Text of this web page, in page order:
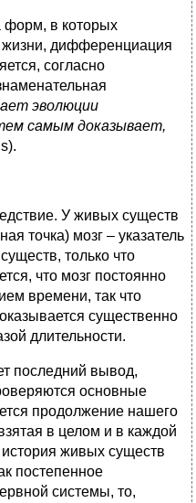
форм, в которых
жизни, дифференциация
согласно
эволюции
самым доказывает,
У живых существ
точка) мозг – указатель
только что
что мозг постоянно
времени, так что
существенно
длительности.
последний вывод,
основные
продолжение нашего
в целом и в каждой
живых существ
постепенное
системы, то,